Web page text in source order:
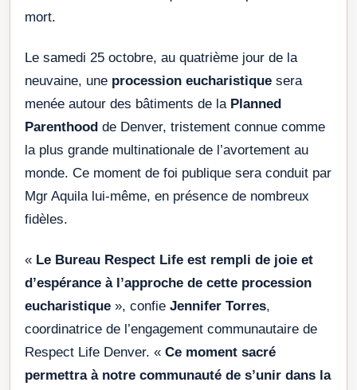
mort.
Le samedi 25 octobre, au quatrième jour de la
neuvaine, une procession eucharistique sera
menée autour des bâtiments de la Planned
Parenthood de Denver, tristement connue comme
la plus grande multinationale de l’avortement au
monde. Ce moment de foi publique sera conduit par
Mgr Aquila lui-même, en présence de nombreux
fidèles.
« Le Bureau Respect Life est rempli de joie et
d’espérance à l’approche de cette procession
eucharistique », confie Jennifer Torres,
coordinatrice de l’engagement communautaire de
Respect Life Denver. « Ce moment sacré
permettra à notre communauté de s’unir dans la